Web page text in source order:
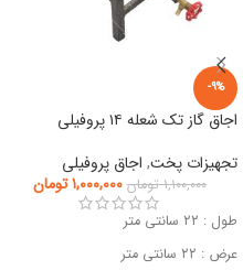
-9%
اجاق گاز تک شعله ۱۴ پروفیلی
تجهیزات پخت, اجاق پروفیلی
۱,۱۰۰,۰۰۰ تومان ۱,۰۰۰,۰۰۰ تومان
طول : ۲۲ سانتی متر
عرض : ۲۲ سانتی متر